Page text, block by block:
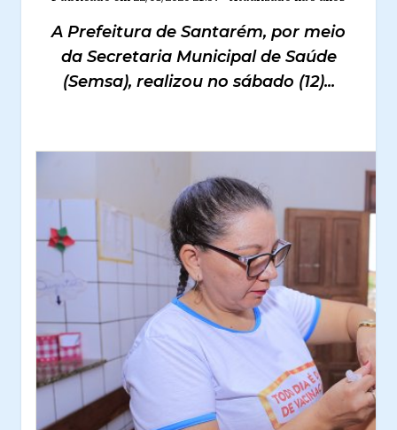
A Prefeitura de Santarém, por meio
da Secretaria Municipal de Saúde
(Semsa), realizou no sábado (12)...